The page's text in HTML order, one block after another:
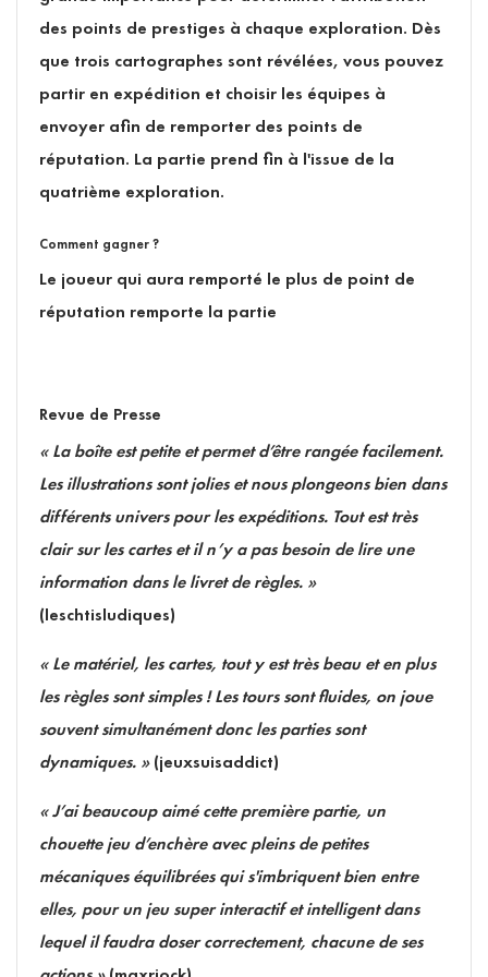
des points de prestiges à chaque exploration. Dès
que trois cartographes sont révélées, vous pouvez
partir en expédition et choisir les équipes à
envoyer afin de remporter des points de
réputation. La partie prend fin à l'issue de la
quatrième exploration.
Comment gagner ?
Le joueur qui aura remporté le plus de point de
réputation remporte la partie
Revue de Presse
« La boîte est petite et permet d’être rangée facilement.
Les illustrations sont jolies et nous plongeons bien dans
différents univers pour les expéditions. Tout est très
clair sur les cartes et il n’y a pas besoin de lire une
information dans le livret de règles. »
(leschtisludiques)
« Le matériel, les cartes, tout y est très beau et en plus
les règles sont simples ! Les tours sont fluides, on joue
souvent simultanément donc les parties sont
dynamiques. »(jeuxsuisaddict)
« J’ai beaucoup aimé cette première partie, un
chouette jeu d’enchère avec pleins de petites
mécaniques équilibrées qui s'imbriquent bien entre
elles, pour un jeu super interactif et intelligent dans
lequel il faudra doser correctement, chacune de ses